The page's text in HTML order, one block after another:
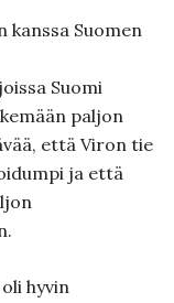
kanssa Suomen
Suomi
paljon
että Viron tie
ja että
hyvin